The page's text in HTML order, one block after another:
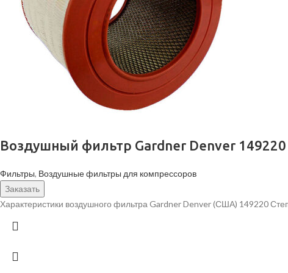
Воздушный фильтр Gardner Denver 149220
Фильтры, Воздушные фильтры для компрессоров
Заказать
Характеристики воздушного фильтра Gardner Denver (США) 149220